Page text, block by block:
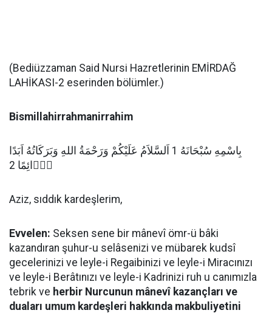
(Bediüzzaman Said Nursi Hazretlerinin EMİRDAĞ
LAHİKASI-2 eserinden bölümler.)
Bismillahirrahmanirrahim
بِاسْمِهِ سُبْحَانَهُ 1 اَلسَّلاَمُ عَلَيْكُمْ وَرَحْمَةُ اللهِ وَبَرَكَاتُهُ اَبَدًا
دَۤائِمًا 2
Aziz, sıddık kardeşlerim,
Evvelen: Seksen sene bir mânevî ömr-ü bâki
kazandıran şuhur-u selâsenizi ve mübarek kudsî
gecelerinizi ve leyle-i Regaibinizi ve leyle-i Miracınızı
ve leyle-i Berâtınızı ve leyle-i Kadrinizi ruh u canımızla
tebrik ve herbir Nurcunun mânevî kazançları ve
duaları umum kardeşleri hakkında makbuliyetini